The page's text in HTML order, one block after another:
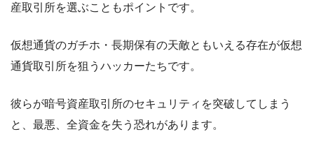
産取引所を選ぶこともポイントです。
仮想通貨のガチホ・長期保有の天敵ともいえる存在が仮想
通貨取引所を狙うハッカーたちです。
彼らが暗号資産取引所のセキュリティを突破してしまう
と、最悪、全資金を失う恐れがあります。